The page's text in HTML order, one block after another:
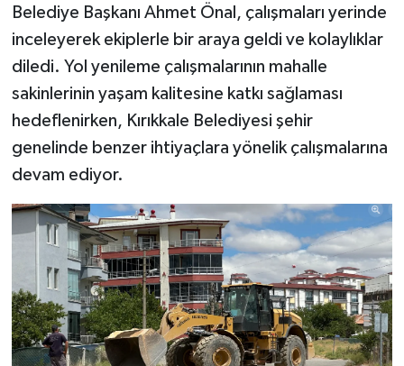
Belediye Başkanı Ahmet Önal, çalışmaları yerinde
inceleyerek ekiplerle bir araya geldi ve kolaylıklar
diledi. Yol yenileme çalışmalarının mahalle
sakinlerinin yaşam kalitesine katkı sağlaması
hedeflenirken, Kırıkkale Belediyesi şehir
genelinde benzer ihtiyaçlara yönelik çalışmalarına
devam ediyor.